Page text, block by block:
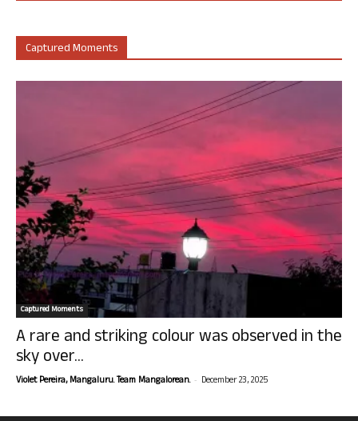
Captured Moments
Captured Moments
A rare and striking colour was observed in the
sky over...
Violet Pereira, Mangaluru. Team Mangalorean. - December 23, 2025